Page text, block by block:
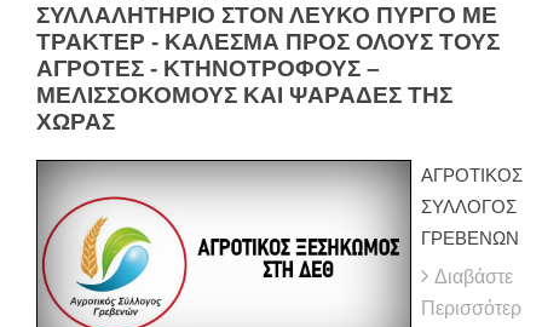
ΣΥΛΛΑΛΗΤΗΡΙΟ ΣΤΟΝ ΛΕΥΚΟ ΠΥΡΓΟ ΜΕ
ΤΡΑΚΤΕΡ - ΚΑΛΕΣΜΑ ΠΡΟΣ ΟΛΟΥΣ ΤΟΥΣ
ΑΓΡΟΤΕΣ - ΚΤΗΝΟΤΡΟΦΟΥΣ –
ΜΕΛΙΣΣΟΚΟΜΟΥΣ ΚΑΙ ΨΑΡΑΔΕΣ ΤΗΣ
ΧΩΡΑΣ
ΑΓΡΟΤΙΚΟΣ
ΣΥΛΛΟΓΟΣ
ΓΡΕΒΕΝΩΝ
Διαβάστε
Περισσότερ